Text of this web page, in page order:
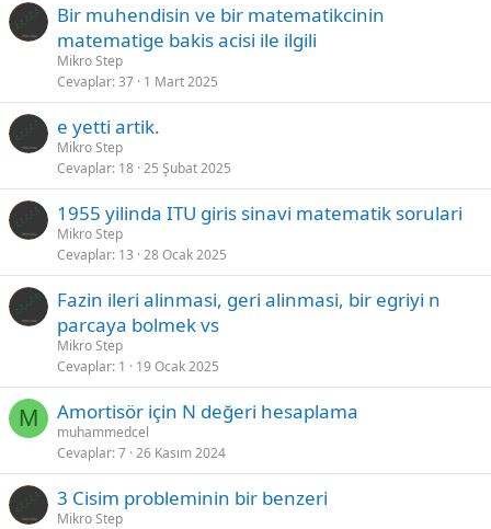
Bir muhendisin ve bir matematikcinin
matematige bakis acisi ile ilgili
Mikro Step
Cevaplar 37 1 Mart 2025
e yetti artik.
Mikro Step
Cevaplar 18 25 Şubat 2025
1955 yilinda ITU giris sinavi matematik sorulari
Mikro Step
Cevaplar 13 28 Ocak 2025
Fazin ileri alinmasi, geri alinmasi, bir egriyi n
parcaya bolmek vs
Mikro Step
Cevaplar 1 19 Ocak 2025
M Amortisör için N değeri hesaplama
muhammedcel
Cevaplar 7 26 Kasım 2024
3 Cisim probleminin bir benzeri
Mikro Step